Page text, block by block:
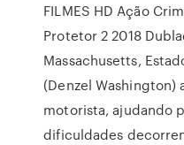
FILMES HD Ação
Protetor 2 2018
Massachusetts,
(Denzel
motorista, ajudando
dificuldades